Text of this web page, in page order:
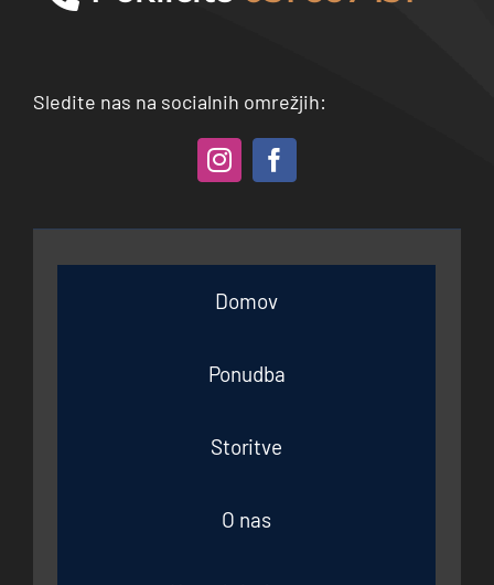
Sledite nas na socialnih omrežjih:
Domov
Ponudba
Storitve
O nas